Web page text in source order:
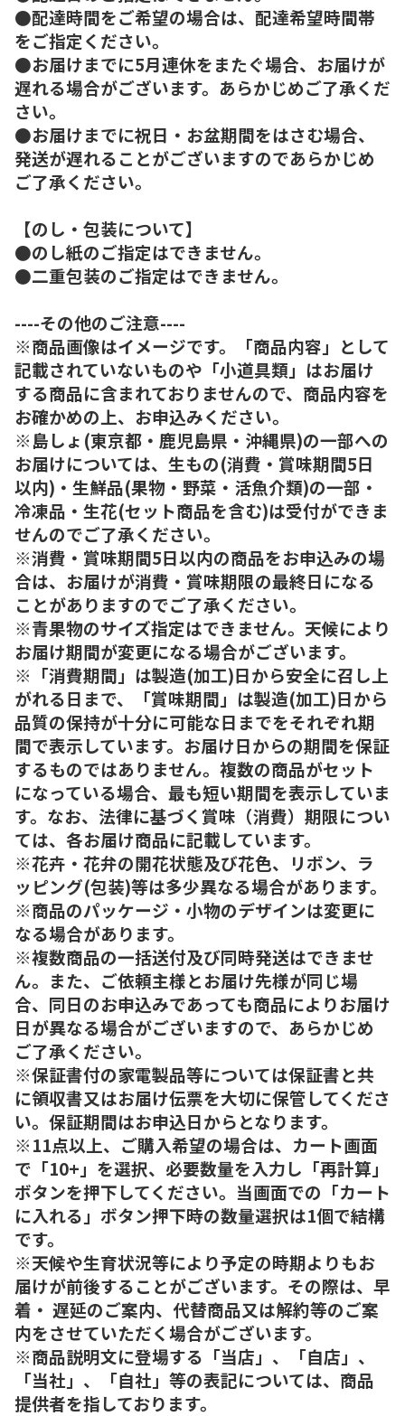
●配達時間をご希望の場合は、配達希望時間帯
をご指定ください。
●お届けまでに5月連休をまたぐ場合、お届けが
遅れる場合がございます。あらかじめご了承くだ
さい。
●お届けまでに祝日・お盆期間をはさむ場合、
発送が遅れることがございますのであらかじめ
ご了承ください。
【のし・包装について】
●のし紙のご指定はできません。
●二重包装のご指定はできません。
----その他のご注意----
※商品画像はイメージです。「商品内容」として
記載されていないものや「小道具類」はお届け
する商品に含まれておりませんので、商品内容を
お確かめの上、お申込みください。
※島しょ(東京都・鹿児島県・沖縄県)の一部への
お届けについては、生もの(消費・賞味期間5日
以内)・生鮮品(果物・野菜・活魚介類)の一部・
冷凍品・生花(セット商品を含む)は受付ができま
せんのでご了承ください。
※消費・賞味期間5日以内の商品をお申込みの場
合は、お届けが消費・賞味期限の最終日になる
ことがありますのでご了承ください。
※青果物のサイズ指定はできません。天候により
お届け期間が変更になる場合がございます。
※「消費期間」は製造(加工)日から安全に召し上
がれる日まで、「賞味期間」は製造(加工)日から
品質の保持が十分に可能な日までをそれぞれ期
間で表示しています。お届け日からの期間を保証
するものではありません。複数の商品がセット
になっている場合、最も短い期間を表示していま
す。なお、法律に基づく賞味（消費）期限につい
ては、各お届け商品に記載しています。
※花卉・花弁の開花状態及び花色、リボン、ラ
ッピング(包装)等は多少異なる場合があります。
※商品のパッケージ・小物のデザインは変更に
なる場合があります。
※複数商品の一括送付及び同時発送はできませ
ん。また、ご依頼主様とお届け先様が同じ場
合、同日のお申込みであっても商品によりお届け
日が異なる場合がございますので、あらかじめ
ご了承ください。
※保証書付の家電製品等については保証書と共
に領収書又はお届け伝票を大切に保管してくださ
い。保証期間はお申込日からとなります。
※11点以上、ご購入希望の場合は、カート画面
で「10+」を選択、必要数量を入力し「再計算」
ボタンを押下してください。当画面での「カート
に入れる」ボタン押下時の数量選択は1個で結構
です。
※天候や生育状況等により予定の時期よりもお
届けが前後することがございます。その際は、早
着・ 遅延のご案内、代替商品又は解約等のご案
内をさせていただく場合がございます。
※商品説明文に登場する「当店」、「自店」、
「当社」、「自社」等の表記については、商品
提供者を指しております。